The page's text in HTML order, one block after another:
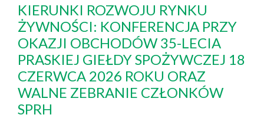
KIERUNKI ROZWOJU RYNKU
ŻYWNOŚCI: KONFERENCJA PRZY
OKAZJI OBCHODÓW 35-LECIA
PRASKIEJ GIEŁDY SPOŻYWCZEJ 18
CZERWCA 2026 ROKU ORAZ
WALNE ZEBRANIE CZŁONKÓW
SPRH